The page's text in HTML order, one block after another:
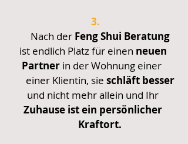
3.
Nach der Feng Shui Beratung
ist endlich Platz für einen neuen
Partner in der Wohnung einer
einer Klientin, sie schläft besser
und nicht mehr allein und Ihr
Zuhause ist ein persönlicher
Kraftort.